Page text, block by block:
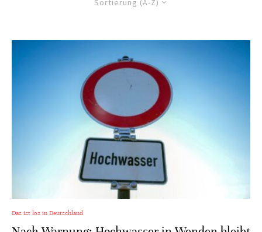
Sortierung (A-Z)
Das ist los in Deutschland